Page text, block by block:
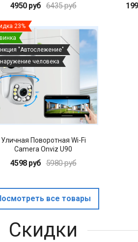
4950 руб 6435 руб
23%
"Автослежение"
человека
Уличная Поворотная Wi-Fi
Camera Onviz U90
4598 руб 5980 руб
все товары
Скидки